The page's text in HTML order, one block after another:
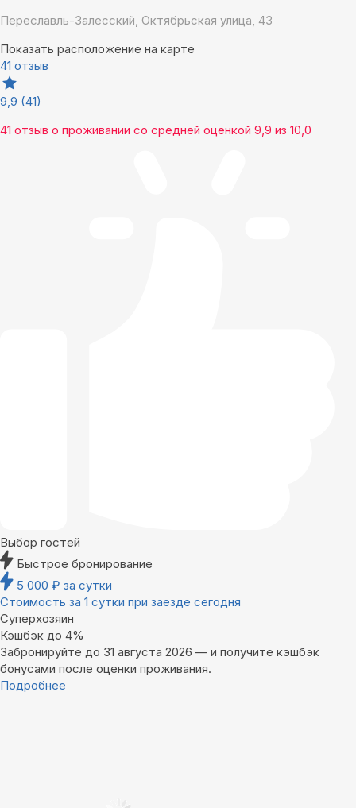
Переславль-Залесский, Октябрьская улица, 43
Показать расположение на карте
41 отзыв
9,9 (41)
41 отзыв о проживании со средней оценкой 9,9 из 10,0
Выбор гостей
Быстрое бронирование
5 000 ₽ за сутки
Стоимость за 1 сутки при заезде сегодня
Суперхозяин
Кэшбэк до 4%
Забронируйте до 31 августа 2026 — и получите кэшбэк
бонусами после оценки проживания.
Подробнее